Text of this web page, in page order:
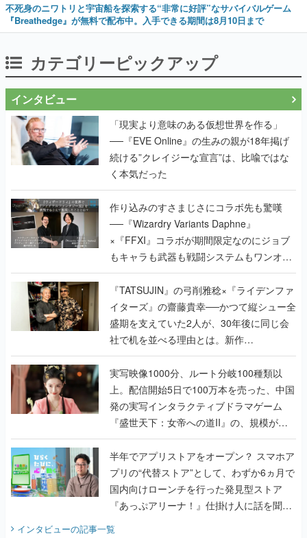
不死身のニワトリと宇宙船を探索する“非常に好評”なサバイバルゲーム
『Breathedge』が無料で配布中。入手できる期間は8月10日まで
カテゴリーピックアップ
インタビュー
「現実より意味のある仮想世界を作る」
──『EVE Online』の生みの親が18年掲げ
続ける”クレイジーな宣言”は、比喩ではな
く本気だった
作り込みのすさまじさにコラボ先も驚嘆
──『Wizardry Variants Daphne』
×『FFXI』コラボが期間限定なのにジョブ
もキャラも武器も戦闘システムもワンオフ
で作り込まれた理由を両ディレクターに聞
く
『TATSUJIN』の弓削雅稔×『ライデンファ
イターズ』の齋藤貴幸──かつて縦シュー全
盛期を支えていた2人が、30年後に同じ会
社で机を並べる理由とは。新作
『TATSUJIN EXTREME』で初タッグを組
んだレジェンド2人に訊く開発秘話
実写映像1000分、ルート分岐100種類以
上。配信開始5日で100万本を売った、中国
発の実写インタラクティブドラマゲーム
『盛世天下：女帝への道II』の、規模が違
うこだわりをプロデューサーに聞いた
半年でアプリストアをオープン？ スマホア
プリの“代替ストア”として、わずか6ヵ月で
国内向けローンチを行った発見型ストア
『あっぷアリーナ！』仕掛け人に話を聞い
インタビューの記事一覧